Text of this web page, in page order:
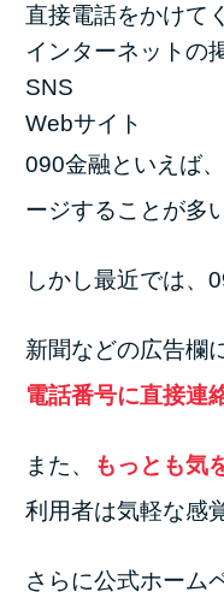
直接電話をかけて
インターネットの
SNS
Webサイト
090金融といえば
ージすることが多
しかし最近では、
新聞などの広告欄
電話番号に直接連
また、 もっとも気
利用者は気軽な感
さらに公式ホーム